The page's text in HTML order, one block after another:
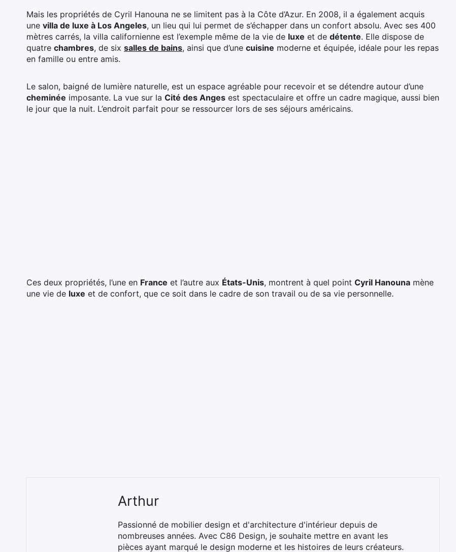
Mais les propriétés de Cyril Hanouna ne se limitent pas à la Côte d’Azur. En 2008, il a également acquis
une villa de luxe à Los Angeles, un lieu qui lui permet de s’échapper dans un confort absolu. Avec ses 400
mètres carrés, la villa californienne est l’exemple même de la vie de luxe et de détente. Elle dispose de
quatre chambres, de six salles de bains, ainsi que d’une cuisine moderne et équipée, idéale pour les repas
en famille ou entre amis.
Le salon, baigné de lumière naturelle, est un espace agréable pour recevoir et se détendre autour d’une
cheminée imposante. La vue sur la Cité des Anges est spectaculaire et offre un cadre magique, aussi bien
le jour que la nuit. L’endroit parfait pour se ressourcer lors de ses séjours américains.
Ces deux propriétés, l’une en France et l’autre aux États-Unis, montrent à quel point Cyril Hanouna mène
une vie de luxe et de confort, que ce soit dans le cadre de son travail ou de sa vie personnelle.
Arthur
Passionné de mobilier design et d'architecture d'intérieur depuis de
nombreuses années. Avec C86 Design, je souhaite mettre en avant les
pièces ayant marqué le design moderne et les histoires de leurs créateurs.